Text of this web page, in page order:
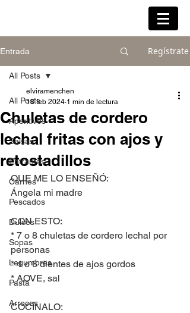
Entrada Regístrate
All Posts
Aperitivos
Salsas
Entrantes
Carnes
Pescados
Dulces
Sopas
Legumbres
Pasta
Arroces
All Posts
Chuletas de cordero
lechal fritas con ajos y
retostadillos
elviramenchen
18 feb 2024 1 min de lectura
QUE ME LO ENSEÑÓ:
Ángela mi madre
CON ESTO:
* 7 o 8 chuletas de cordero lechal por
personas
* 4 o 6 dientes de ajos gordos
* AOVE, sal
COCÍNALO: